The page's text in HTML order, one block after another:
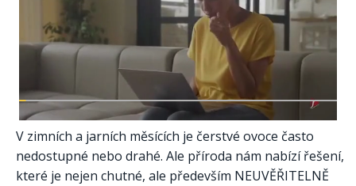
V zimních a jarních měsících je čerstvé ovoce často
nedostupné nebo drahé. Ale příroda nám nabízí řešení,
které je nejen chutné, ale především NEUVĚŘITELNĚ